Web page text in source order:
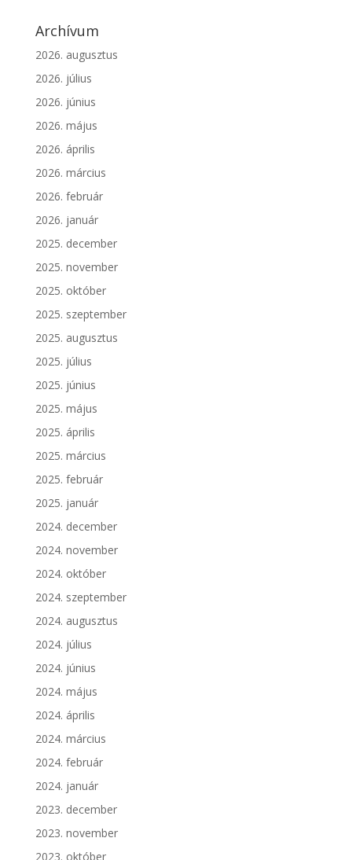
Archívum
2026. augusztus
2026. július
2026. június
2026. május
2026. április
2026. március
2026. február
2026. január
2025. december
2025. november
2025. október
2025. szeptember
2025. augusztus
2025. július
2025. június
2025. május
2025. április
2025. március
2025. február
2025. január
2024. december
2024. november
2024. október
2024. szeptember
2024. augusztus
2024. július
2024. június
2024. május
2024. április
2024. március
2024. február
2024. január
2023. december
2023. november
2023. október